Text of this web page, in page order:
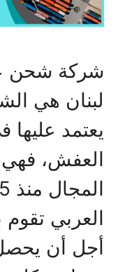
شركة شحن
لبنان هي
يعتمد
العفش،
العربي
أجل أن